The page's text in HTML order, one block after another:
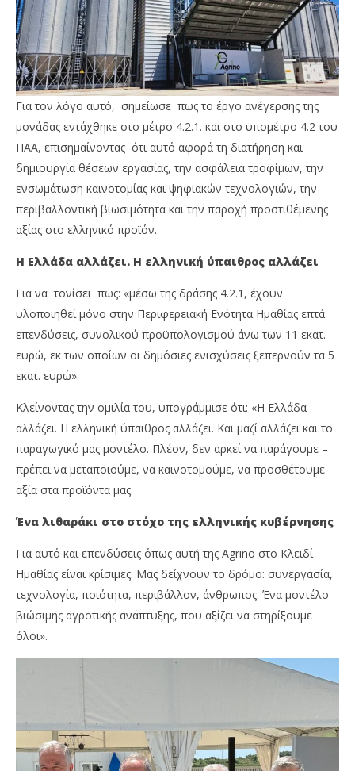
Για τον λόγο αυτό, σημείωσε πως το έργο ανέγερσης της
μονάδας εντάχθηκε στο μέτρο 4.2.1. και στο υπομέτρο 4.2 του
ΠΑΑ, επισημαίνοντας ότι αυτό αφορά τη διατήρηση και
δημιουργία θέσεων εργασίας, την ασφάλεια τροφίμων, την
ενσωμάτωση καινοτομίας και ψηφιακών τεχνολογιών, την
περιβαλλοντική βιωσιμότητα και την παροχή προστιθέμενης
αξίας στο ελληνικό προϊόν.
Η Ελλάδα αλλάζει. Η ελληνική ύπαιθρος αλλάζει
Για να τονίσει πως: «μέσω της δράσης 4.2.1, έχουν
υλοποιηθεί μόνο στην Περιφερειακή Ενότητα Ημαθίας επτά
επενδύσεις, συνολικού προϋπολογισμού άνω των 11 εκατ.
ευρώ, εκ των οποίων οι δημόσιες ενισχύσεις ξεπερνούν τα 5
εκατ. ευρώ».
Κλείνοντας την ομιλία του, υπογράμμισε ότι: «Η Ελλάδα
αλλάζει. Η ελληνική ύπαιθρος αλλάζει. Και μαζί αλλάζει και το
παραγωγικό μας μοντέλο. Πλέον, δεν αρκεί να παράγουμε –
πρέπει να μεταποιούμε, να καινοτομούμε, να προσθέτουμε
αξία στα προϊόντα μας.
Ένα λιθαράκι στο στόχο της ελληνικής κυβέρνησης
Για αυτό και επενδύσεις όπως αυτή της Agrino στο Κλειδί
Ημαθίας είναι κρίσιμες. Μας δείχνουν το δρόμο: συνεργασία,
τεχνολογία, ποιότητα, περιβάλλον, άνθρωπος. Ένα μοντέλο
βιώσιμης αγροτικής ανάπτυξης, που αξίζει να στηρίξουμε
όλοι».